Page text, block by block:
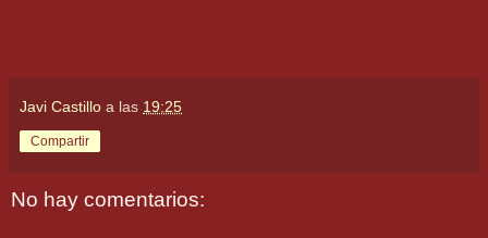
Javi Castillo a las 19:25
Compartir
No hay comentarios: